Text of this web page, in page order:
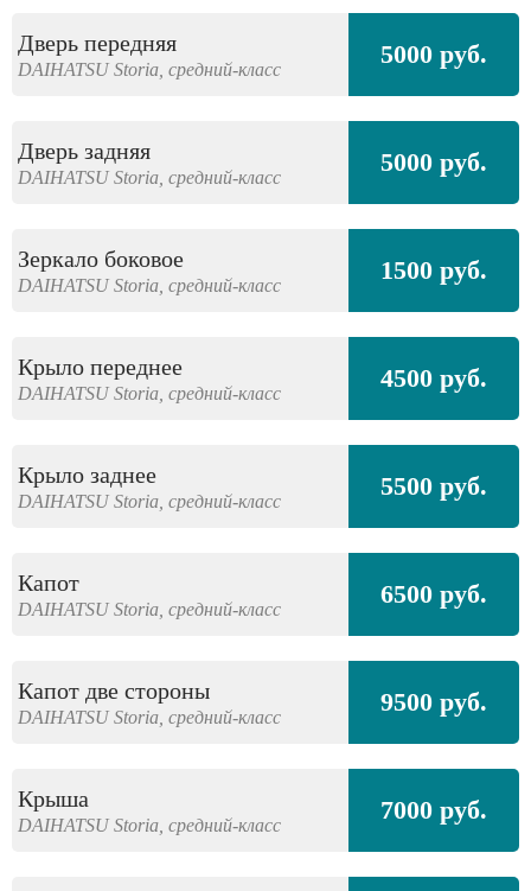
Дверь передняя
DAIHATSU Storia, средний-класс 5000 руб.
Дверь задняя
DAIHATSU Storia, средний-класс 5000 руб.
Зеркало боковое
DAIHATSU Storia, средний-класс 1500 руб.
Крыло переднее
DAIHATSU Storia, средний-класс 4500 руб.
Крыло заднее
DAIHATSU Storia, средний-класс 5500 руб.
Капот
DAIHATSU Storia, средний-класс 6500 руб.
Капот две стороны
DAIHATSU Storia, средний-класс 9500 руб.
Крыша
DAIHATSU Storia, средний-класс 7000 руб.